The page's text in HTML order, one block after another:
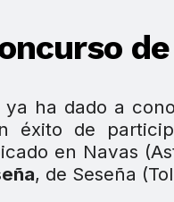
ya ha dado a
éxito de
en Navas
, de Seseña